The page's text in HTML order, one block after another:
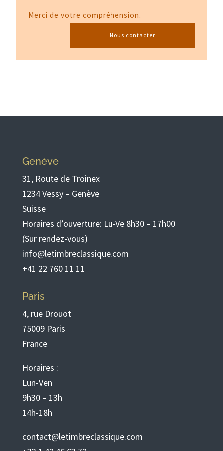
Merci de votre compréhension.
Nous contacter
Genève
31, Route de Troinex
1234 Vessy – Genève
Suisse
Horaires d’ouverture: Lu-Ve 8h30 – 17h00
(Sur rendez-vous)
info@letimbreclassique.com
+41 22 760 11 11
Paris
4, rue Drouot
75009 Paris
France
Horaires :
Lun-Ven
9h30 – 13h
14h-18h
contact@letimbreclassique.com